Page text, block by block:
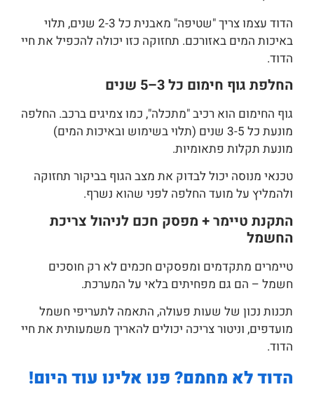
הדוד עצמו צריך "שטיפה" מאבנית כל 2-3 שנים, תלוי
באיכות המים באזורכם. תחזוקה כזו יכולה להכפיל את חיי
הדוד.
החלפת גוף חימום כל 3–5 שנים
גוף החימום הוא רכיב "מתכלה", כמו צמיגים ברכב. החלפה
מונעת כל 3-5 שנים (תלוי בשימוש ובאיכות המים)
מונעת תקלות פתאומיות.
טכנאי מנוסה יכול לבדוק את מצב הגוף בביקור תחזוקה
ולהמליץ על מועד החלפה לפני שהוא נשרף.
התקנת טיימר + מפסק חכם לניהול צריכת
החשמל
טיימרים מתקדמים ומפסקים חכמים לא רק חוסכים
חשמל – הם גם מפחיתים בלאי על המערכת.
תכנות נכון של שעות פעולה, התאמה לתעריפי חשמל
מועדפים, וניטור צריכה יכולים להאריך משמעותית את חיי
הדוד.
הדוד לא מחמם? פנו אלינו עוד היום!